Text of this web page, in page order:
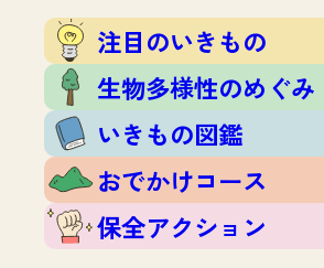
おでかけコース
保全アクション
調査レポートTOP
調査結果
ふくおかいきものマップ
マッチング
マッチングTOP
掲載申し込みフォーム
お問合せ
注目のいきもの
生物多様性のめぐみ
いきもの図鑑
おでかけコース
保全アクション